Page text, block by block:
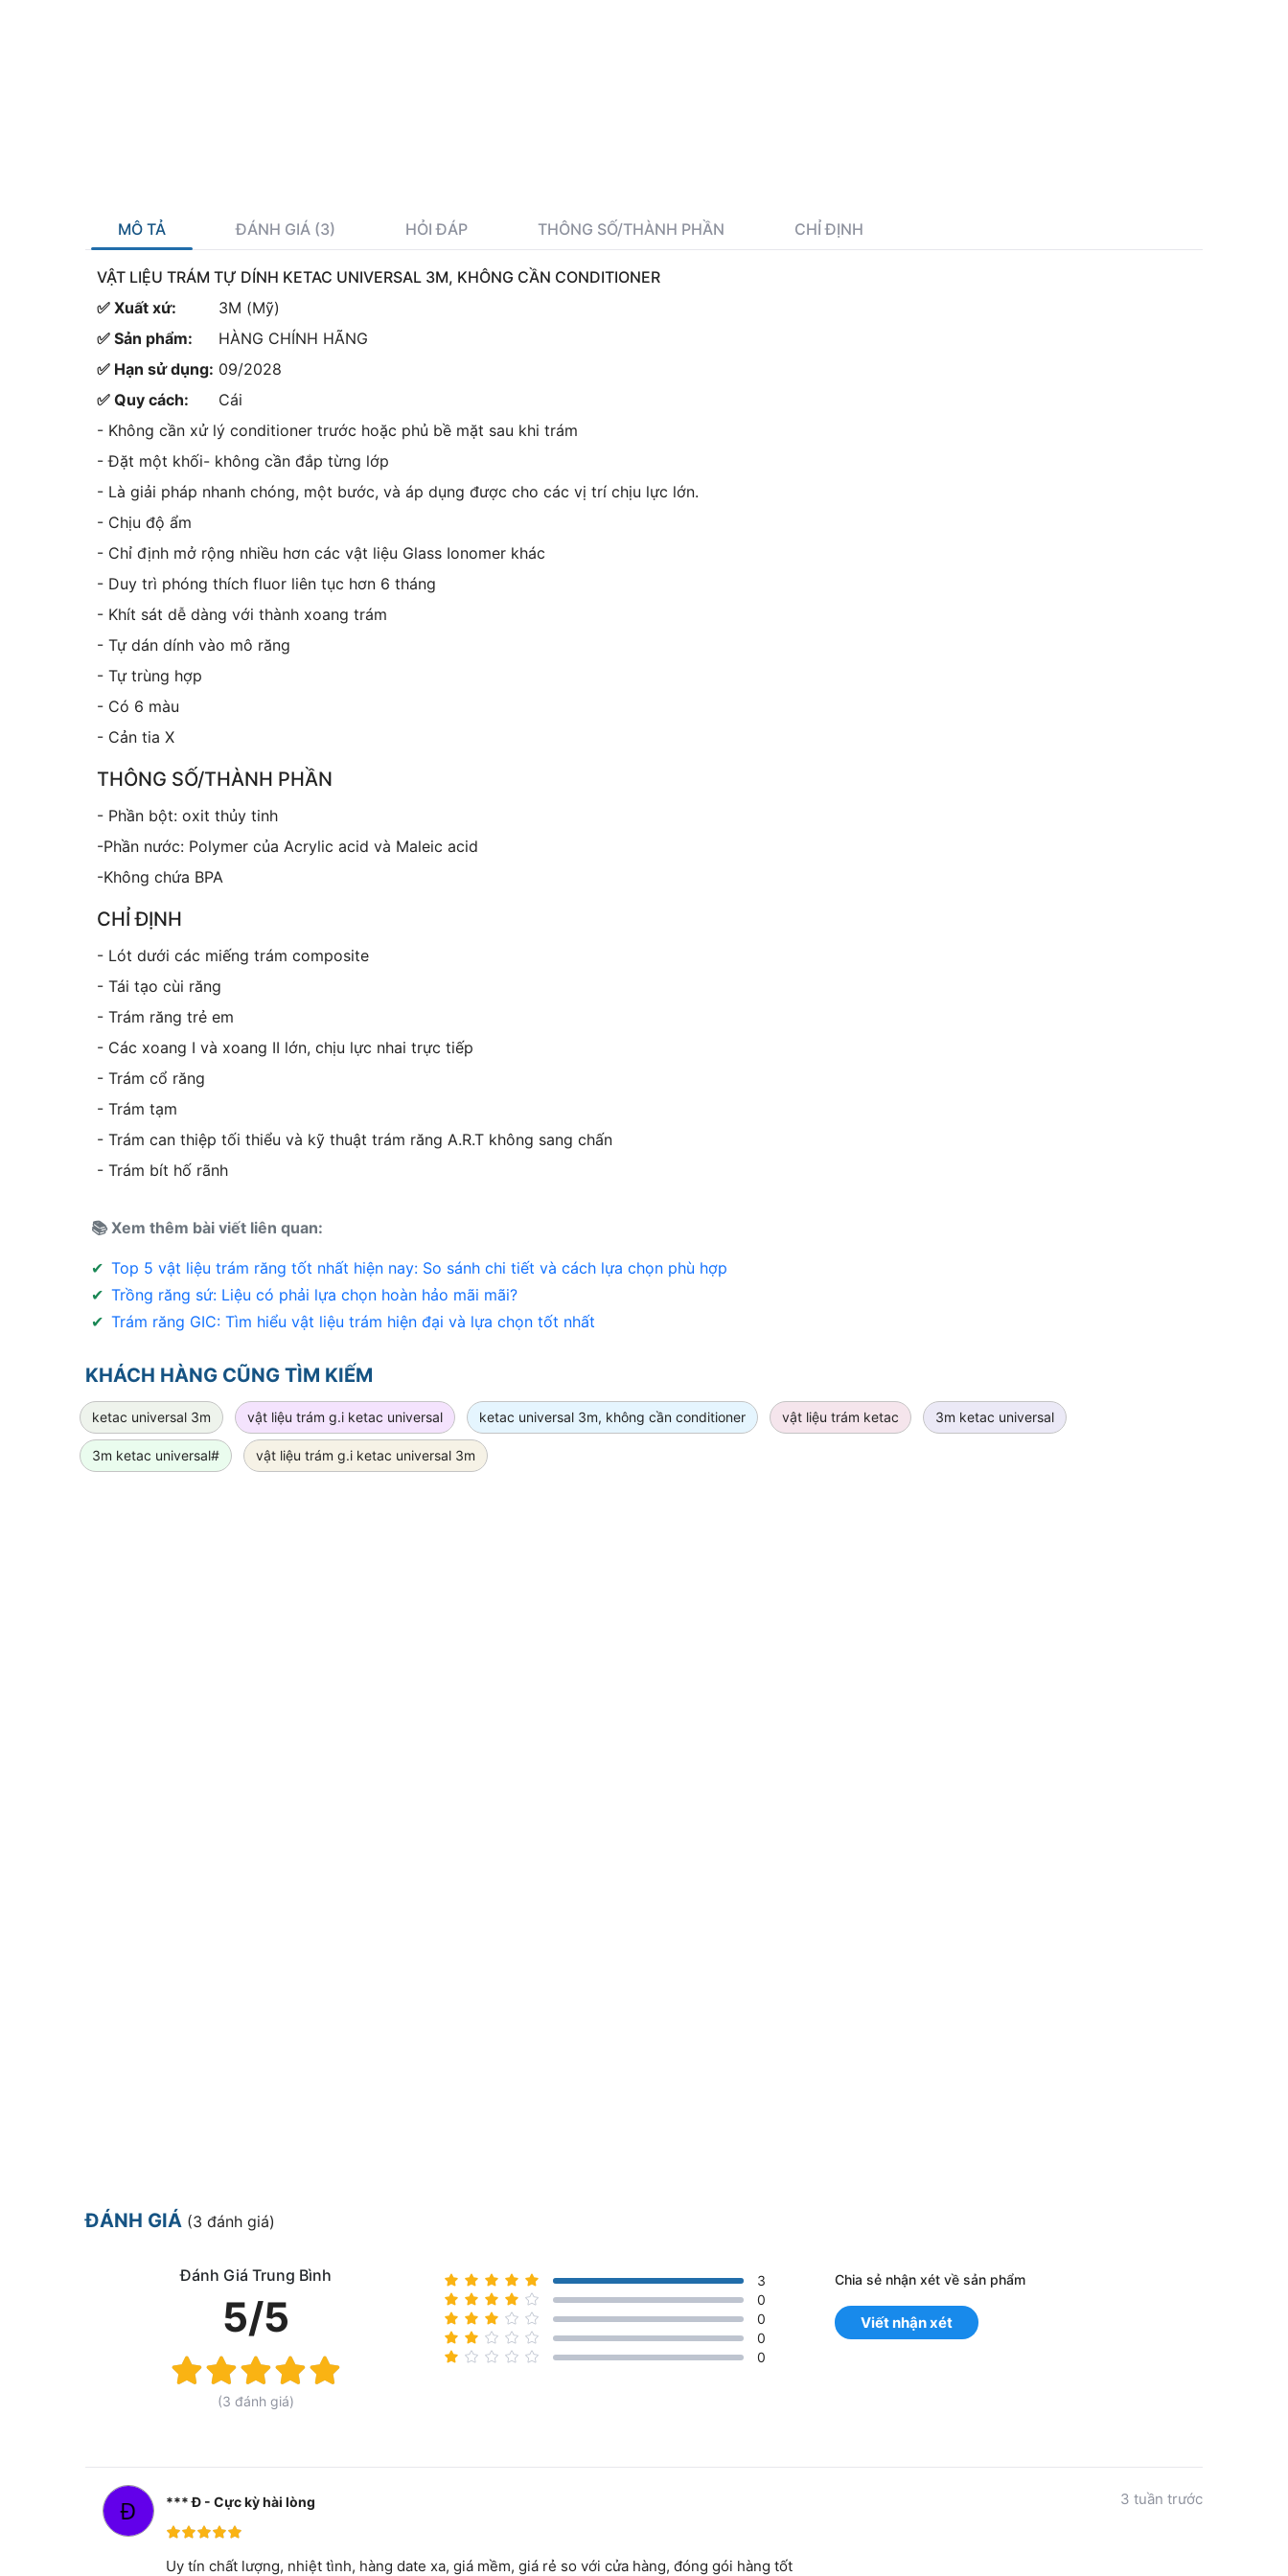
MÔ TẢ ĐÁNH GIÁ (3) HỎI ĐÁP THÔNG SỐ/THÀNH PHẦN CHỈ ĐỊNH
VẬT LIỆU TRÁM TỰ DÍNH KETAC UNIVERSAL 3M, KHÔNG CẦN CONDITIONER
✅ Xuất xứ:
3M (Mỹ)
✅ Sản phẩm:
HÀNG CHÍNH HÃNG
✅ Hạn sử dụng: 09/2028
✅ Quy cách:
Cái
- Không cần xử lý conditioner trước hoặc phủ bề mặt sau khi trám
- Đặt một khối- không cần đắp từng lớp
- Là giải pháp nhanh chóng, một bước, và áp dụng được cho các vị trí chịu lực lớn.
- Chịu độ ẩm
- Chỉ định mở rộng nhiều hơn các vật liệu Glass Ionomer khác
- Duy trì phóng thích fluor liên tục hơn 6 tháng
- Khít sát dễ dàng với thành xoang trám
- Tự dán dính vào mô răng
- Tự trùng hợp
- Có 6 màu
- Cản tia X
THÔNG SỐ/THÀNH PHẦN
- Phần bột: oxit thủy tinh
-Phần nước: Polymer của Acrylic acid và Maleic acid
-Không chứa BPA
CHỈ ĐỊNH
- Lót dưới các miếng trám composite
- Tái tạo cùi răng
- Trám răng trẻ em
- Các xoang I và xoang II lớn, chịu lực nhai trực tiếp
- Trám cổ răng
- Trám tạm
- Trám can thiệp tối thiểu và kỹ thuật trám răng A.R.T không sang chấn
- Trám bít hố rãnh
📚 Xem thêm bài viết liên quan:
✔ Top 5 vật liệu trám răng tốt nhất hiện nay: So sánh chi tiết và cách lựa chọn phù hợp
✔ Trồng răng sứ: Liệu có phải lựa chọn hoàn hảo mãi mãi?
✔ Trám răng GIC: Tìm hiểu vật liệu trám hiện đại và lựa chọn tốt nhất
KHÁCH HÀNG CŨNG TÌM KIẾM
ketac universal 3m vật liệu trám g.i ketac universal ketac universal 3m, không cần conditioner vật liệu trám ketac 3m ketac universal
3m ketac universal# vật liệu trám g.i ketac universal 3m
ĐÁNH GIÁ (3 đánh giá)
Đánh Giá Trung Bình
5/5
(3 đánh giá)
3
0
0
0
0
Chia sẻ nhận xét về sản phẩm
Viết nhận xét
*** Đ - Cực kỳ hài lòng 3 tuần trước
Uy tín chất lượng, nhiệt tình, hàng date xa, giá mềm, giá rẻ so với cửa hàng, đóng gói hàng tốt